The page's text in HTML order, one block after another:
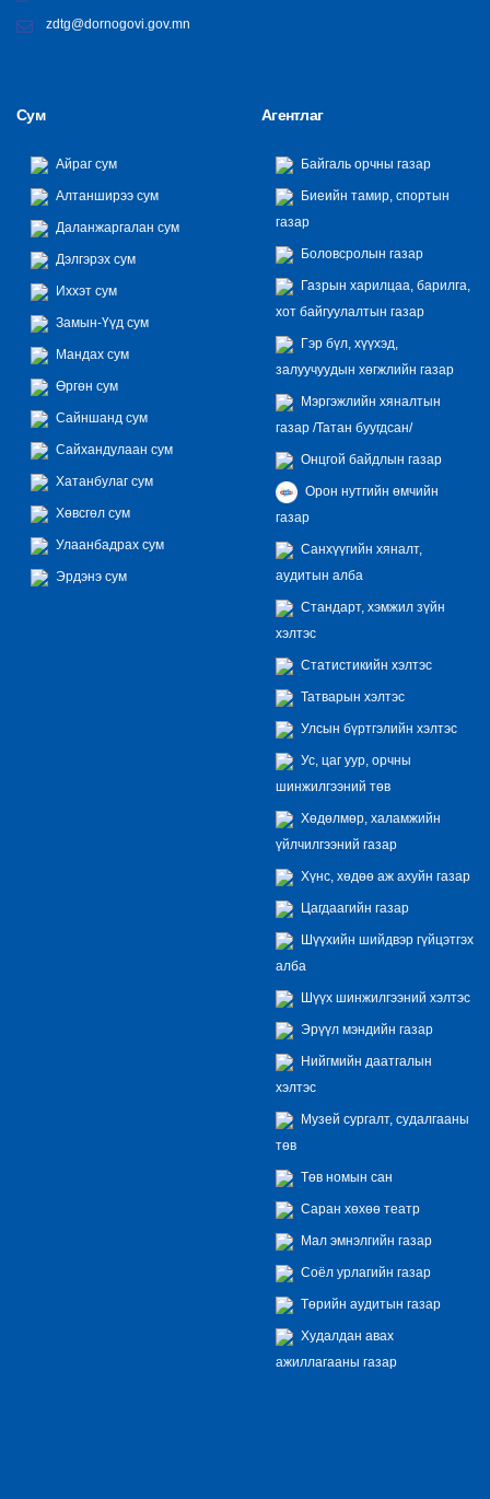
zdtg@dornogovi.gov.mn
Сум
Айраг сум
Алтанширээ сум
Даланжаргалан сум
Дэлгэрэх сум
Иххэт сум
Замын-Үүд сум
Мандах сум
Өргөн сум
Сайншанд сум
Сайхандулаан сум
Хатанбулаг сум
Хөвсгөл сум
Улаанбадрах сум
Эрдэнэ сум
Агентлаг
Байгаль орчны газар
Биеийн тамир, спортын
газар
Боловсролын газар
Газрын харилцаа, барилга,
хот байгуулалтын газар
Гэр бүл, хүүхэд,
залуучуудын хөгжлийн газар
Мэргэжлийн хяналтын
газар /Татан буугдсан/
Онцгой байдлын газар
Орон нутгийн өмчийн
газар
Санхүүгийн хяналт,
аудитын алба
Стандарт, хэмжил зүйн
хэлтэс
Статистикийн хэлтэс
Татварын хэлтэс
Улсын бүртгэлийн хэлтэс
Ус, цаг уур, орчны
шинжилгээний төв
Хөдөлмөр, халамжийн
үйлчилгээний газар
Хүнс, хөдөө аж ахуйн газар
Цагдаагийн газар
Шүүхийн шийдвэр гүйцэтгэх
алба
Шүүх шинжилгээний хэлтэс
Эрүүл мэндийн газар
Нийгмийн даатгалын
хэлтэс
Музей сургалт, судалгааны
төв
Төв номын сан
Саран хөхөө театр
Мал эмнэлгийн газар
Соёл урлагийн газар
Төрийн аудитын газар
Худалдан авах
ажиллагааны газар